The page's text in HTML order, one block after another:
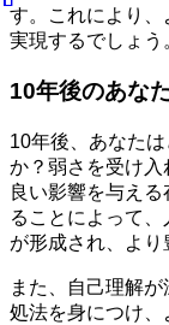
す。これにより
実現するでしょう
10年後のあな
10年後、あなた
か？弱さを受け入
良い影響を与え
ることによって
が形成され、より
また、自己理解
処法を身につけ、